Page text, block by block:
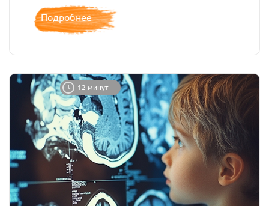
Подробнее
12 минут